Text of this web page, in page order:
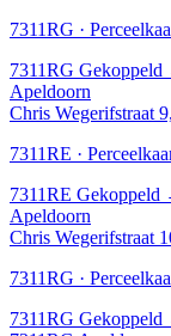
7311RG ·
7311RG Gekoppeld
Apeldoorn
Chris Wegerifstraat
7311RE ·
7311RE Gekoppeld
Apeldoorn
Chris Wegerifstraat
7311RG ·
7311RG Gekoppeld